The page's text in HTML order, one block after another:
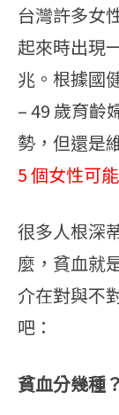
台灣許多女
起來時出現
兆。根據國
– 49 歲育齡
勢，但還是
5 個女性可
很多人根深
麼，貧血就
介在對與不
吧：
貧血分幾種